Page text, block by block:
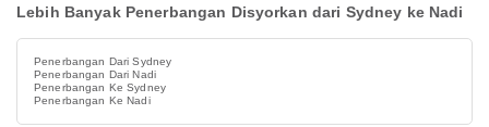
Lebih Banyak Penerbangan Disyorkan dari Sydney ke Nadi
Penerbangan Dari Sydney
Penerbangan Dari Nadi
Penerbangan Ke Sydney
Penerbangan Ke Nadi